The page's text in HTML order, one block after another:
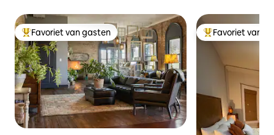
Topfavoriet van gasten
Favoriet van gasten Topfavoriet van
Favoriet van